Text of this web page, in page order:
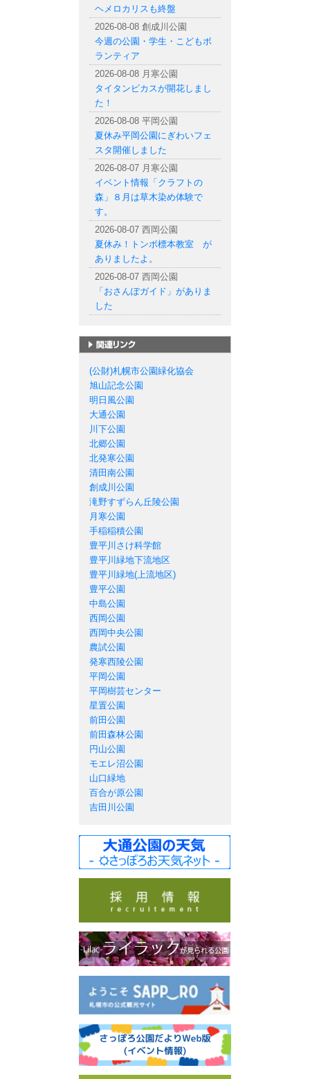
ヘメロカリスも終盤
2026-08-08 創成川公園
今週の公園・学生・こどもボ
ランティア
2026-08-08 月寒公園
タイタンビカスが開花しまし
た！
2026-08-08 平岡公園
夏休み平岡公園にぎわいフェ
スタ開催しました
2026-08-07 月寒公園
イベント情報「クラフトの
森」８月は草木染め体験で
す。
2026-08-07 西岡公園
夏休み！トンボ標本教室 が
ありましたよ。
2026-08-07 西岡公園
「おさんぽガイド」がありま
した
(公財)札幌市公園緑化協会
旭山記念公園
明日風公園
大通公園
川下公園
北郷公園
北発寒公園
清田南公園
創成川公園
滝野すずらん丘陵公園
月寒公園
手稲稲積公園
豊平川さけ科学館
豊平川緑地下流地区
豊平川緑地(上流地区)
豊平公園
中島公園
西岡公園
西岡中央公園
農試公園
発寒西陵公園
平岡公園
平岡樹芸センター
星置公園
前田公園
前田森林公園
円山公園
モエレ沼公園
山口緑地
百合が原公園
吉田川公園